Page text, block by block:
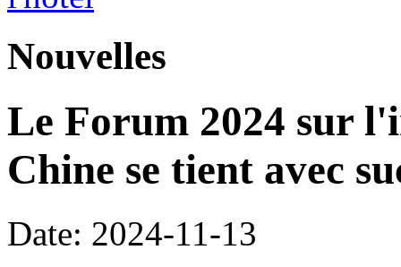
Nouvelles
Le Forum 2024 sur
Chine se tient avec
Date: 2024-11-13